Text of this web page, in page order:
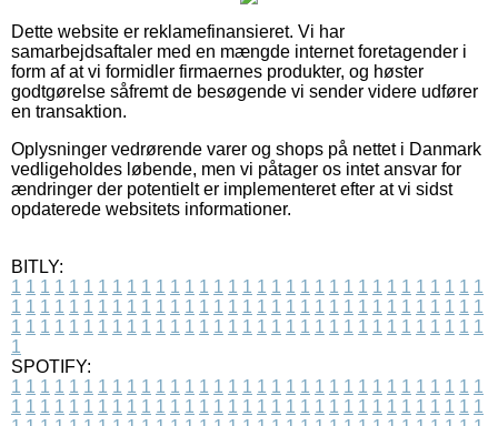
Dette website er reklamefinansieret. Vi har
samarbejdsaftaler med en mængde internet foretagender i
form af at vi formidler firmaernes produkter, og høster
godtgørelse såfremt de besøgende vi sender videre udfører
en transaktion.
Oplysninger vedrørende varer og shops på nettet i Danmark
vedligeholdes løbende, men vi påtager os intet ansvar for
ændringer der potentielt er implementeret efter at vi sidst
opdaterede websitets informationer.
BITLY:
1 1 1 1 1 1 1 1 1 1 1 1 1 1 1 1 1 1 1 1 1 1 1 1 1 1 1 1 1 1 1 1 1
1 1 1 1 1 1 1 1 1 1 1 1 1 1 1 1 1 1 1 1 1 1 1 1 1 1 1 1 1 1 1 1 1
1 1 1 1 1 1 1 1 1 1 1 1 1 1 1 1 1 1 1 1 1 1 1 1 1 1 1 1 1 1 1 1 1
1
SPOTIFY:
1 1 1 1 1 1 1 1 1 1 1 1 1 1 1 1 1 1 1 1 1 1 1 1 1 1 1 1 1 1 1 1 1
1 1 1 1 1 1 1 1 1 1 1 1 1 1 1 1 1 1 1 1 1 1 1 1 1 1 1 1 1 1 1 1 1